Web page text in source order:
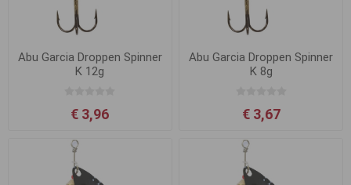
Abu Garcia Droppen Spinner
K 12g
€ 3,96
Abu Garcia Droppen Spinner
K 8g
€ 3,67